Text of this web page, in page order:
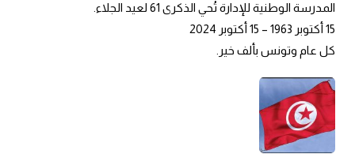
المدرسة الوطنية للإدارة تُحي الذكرى 61 لعيد الجلاء.
15 أكتوبر 1963 – 15 أكتوبر 2024
كل عام وتونس بألف خير.